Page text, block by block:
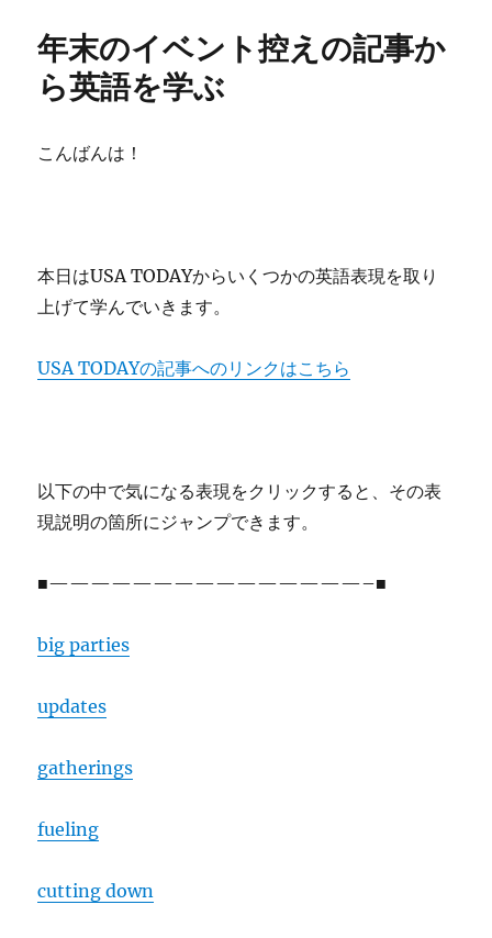
r
b
o
o
k
a
年末のイベント控えの記事か
ら英語を学ぶ
こんばんは！
本日はUSA TODAYからいくつかの英語表現を取り
上げて学んでいきます。
USA TODAYの記事へのリンクはこちら
以下の中で気になる表現をクリックすると、その表
現説明の箇所にジャンプできます。
■———————————————–■
big parties
updates
gatherings
fueling
cutting down